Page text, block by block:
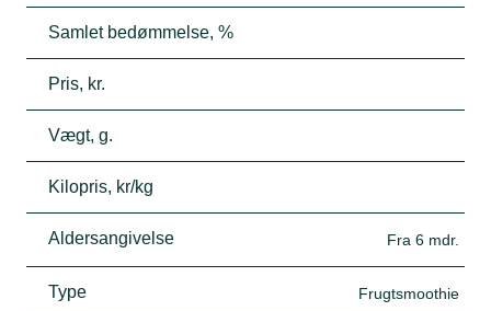
Samlet bedømmelse, %
Pris, kr.
Vægt, g.
Kilopris, kr/kg
Aldersangivelse Fra 6 mdr.
Type Frugtsmoothie